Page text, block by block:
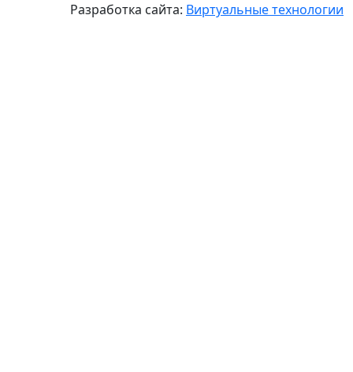
Разработка сайта: Виртуальные технологии